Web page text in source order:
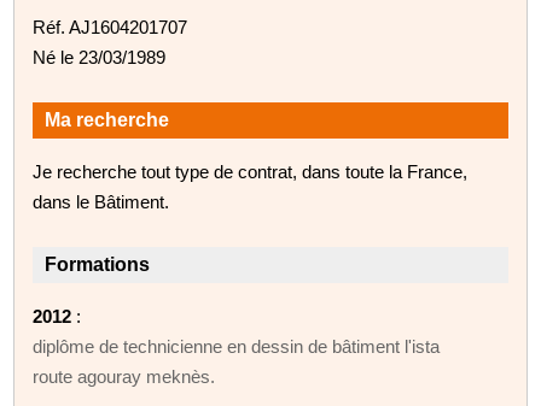
Réf. AJ1604201707
Né le 23/03/1989
Ma recherche
Je recherche tout type de contrat, dans toute la France,
dans le Bâtiment.
Formations
2012 :
diplôme de technicienne en dessin de bâtiment l'ista
route agouray meknès.